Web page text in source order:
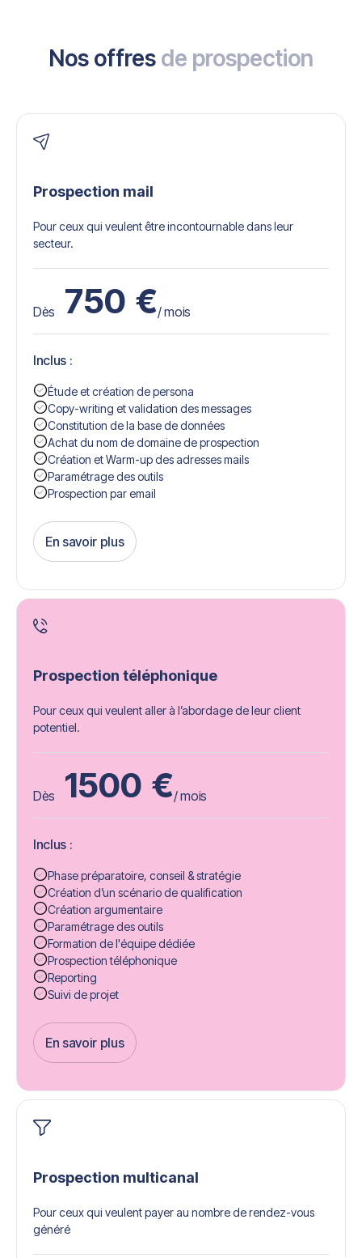
Nos offres de prospection
Prospection mail
Pour ceux qui veulent être incontournable dans leur
secteur.
Dès 750 €/ mois
Inclus :
Étude et création de persona
Copy-writing et validation des messages
Constitution de la base de données
Achat du nom de domaine de prospection
Création et Warm-up des adresses mails
Paramétrage des outils
Prospection par email
En savoir plus
Get Started
Prospection téléphonique
Pour ceux qui veulent aller à l’abordage de leur client
potentiel.
Dès 1500 €/ mois
Inclus :
Phase préparatoire, conseil & stratégie
Création d’un scénario de qualification
Création argumentaire
Paramétrage des outils
Formation de l'équipe dédiée
Prospection téléphonique
Reporting
Suivi de projet
En savoir plus
Get Started
Prospection multicanal
Pour ceux qui veulent payer au nombre de rendez-vous
généré